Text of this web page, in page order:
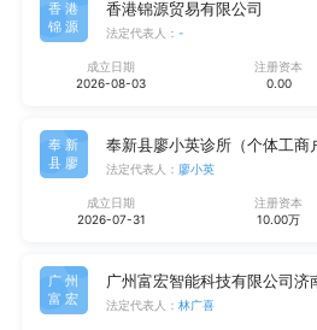
香港
锦源
香港锦源贸易有限公司
法定代表人： -
成立日期
2026-08-03
注册资本
0.00
奉新
县廖
奉新县廖小英诊所（个体工商
法定代表人： 廖小英
成立日期
2026-07-31
注册资本
10.00万
广州
富宏
广州富宏智能科技有限公司济
法定代表人： 林广喜